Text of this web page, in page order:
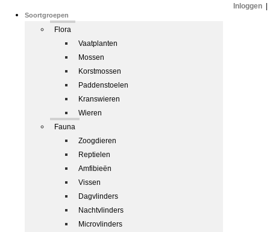
Soortgroepen
Flora
Vaatplanten
Mossen
Korstmossen
Paddenstoelen
Kranswieren
Wieren
Fauna
Zoogdieren
Reptielen
Amfibieën
Vissen
Dagvlinders
Nachtvlinders
Microvlinders
Inloggen